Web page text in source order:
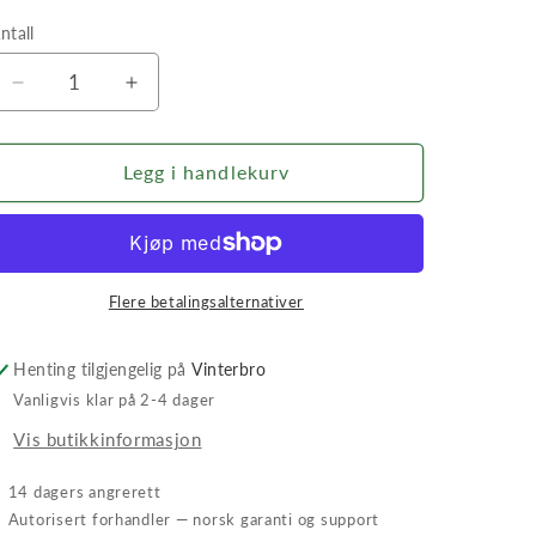
antallet
for
Grimsholm
Reparasjonssett
Øk
antallet
for
Grimsholm
Reparasjonssett
Legg i handlekurv
Flere betalingsalternativer
Henting tilgjengelig påVinterbro
Vanligvis klar på 2-4 dager
Vis butikkinformasjon
14 dagers angrerett
Autorisert forhandler — norsk garanti og support